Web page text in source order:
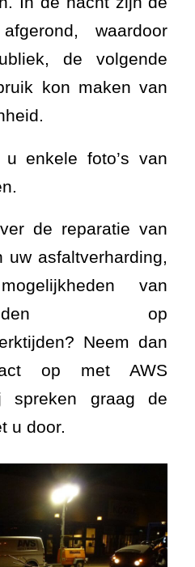
waardoor
de volgende
kon maken van
u enkele foto’s van
de reparatie van
uw asfaltverharding,
van
op
Neem dan
op met AWS
spreken graag de
u door.